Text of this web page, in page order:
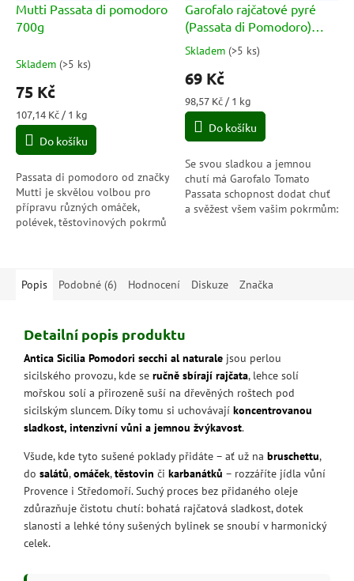
Mutti Passata di pomodoro
700g
Skladem (>5 ks)
75 Kč
Měrná
cena:
107,14 Kč / 1 kg
Do košíku
Passata di pomodoro od značky
Mutti je skvělou volbou pro
přípravu různých omáček,
polévek, těstovinových pokrmů
Garofalo rajčatové pyré
(Passata di Pomodoro)
700g
Průměrné
hodnocení
produktu
je
5,0
5
hvězdiček.
Skladem (>5 ks)
69 Kč
Měrná
cena:
98,57 Kč / 1 kg
Do košíku
Se svou sladkou a jemnou
chutí má Garofalo Tomato
Passata schopnost dodat chuť
a svěžest všem vašim pokrmům:
Popis Podobné (6) Hodnocení Diskuze Značka
Detailní popis produktu
Antica Sicilia Pomodori secchi al naturale jsou perlou
sicilského provozu, kde se ručně sbírají rajčata, lehce solí
mořskou solí a přirozeně suší na dřevěných roštech pod
sicilským sluncem. Díky tomu si uchovávají koncentrovanou
sladkost, intenzivní vůni a jemnou žvýkavost.
Všude, kde tyto sušené poklady přidáte – ať už na bruschettu,
do salátů,omáček,těstovin či karbanátků – rozzáříte jídla vůní
Provence i Středomoří. Suchý proces bez přidaného oleje
zdůrazňuje čistotu chutí: bohatá rajčatová sladkost, dotek
slanosti a lehké tóny sušených bylinek se snoubí v harmonický
celek.